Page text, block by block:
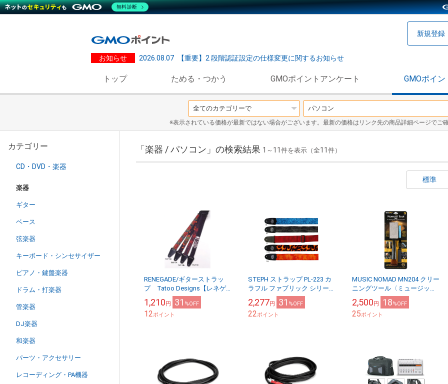
新規登録
お知らせ 2026.08.07 【重要】2 段階認証設定の仕様変更に関するお知らせ
トップ ためる・つかう GMOポイントアンケート GMOポイ
※表示されている価格が最新ではない場合がございます。最新の価格はリンク先の商品詳細ページでご
カテゴリー
CD・DVD・楽器
楽器
ギター
ベース
弦楽器
キーボード・シンセサイザー
ピアノ・鍵盤楽器
ドラム・打楽器
管楽器
DJ楽器
和楽器
パーツ・アクセサリー
レコーディング・PA機器
「楽器 / パソコン」の検索結果 1 ～ 11 件を表示（全11 件）
標準
RENEGADE/ギターストラッ
プ Tatoo Designs【レネゲ
1,210円 31 %OFF
12ポイント
STEPH ストラップ PL-223 カ
ラフル ファブリック シリーズ
〈ステフ〉
2,277円 31 %OFF
22ポイント
MUSIC NOMAD MN204 クリー
ニングツール〈ミュージック
2,500円 18%OFF
25ポイント
無料診断